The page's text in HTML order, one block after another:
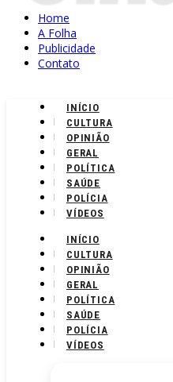
Home
A Folha
Publicidade
Contato
INÍCIO
CULTURA
OPINIÃO
GERAL
POLÍTICA
SAÚDE
POLÍCIA
VÍDEOS
INÍCIO
CULTURA
OPINIÃO
GERAL
POLÍTICA
SAÚDE
POLÍCIA
VÍDEOS